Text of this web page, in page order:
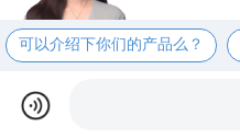
可以介绍下你们的产品么？